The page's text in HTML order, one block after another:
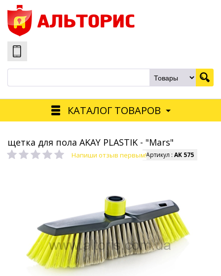
КАТАЛОГ ТОВАРОВ
щетка для пола AKAY PLASTIK - "Mars"
Напиши отзыв первым!Артикул : AK 575